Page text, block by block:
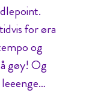
for øra
og
gøy! Og